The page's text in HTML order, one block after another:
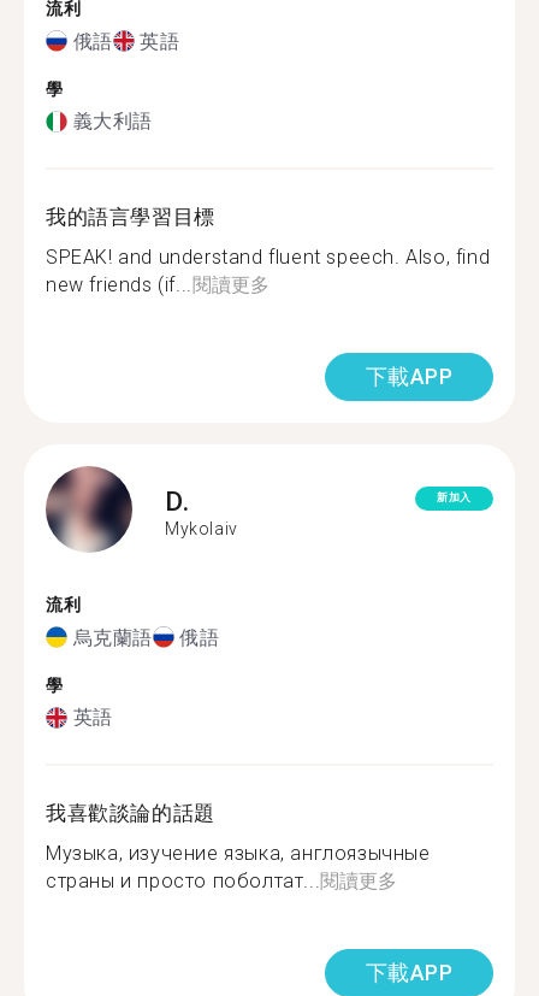
流利
俄語 英語
學
義大利語
我的語言學習目標
SPEAK! and understand fluent speech. Also, find
new friends (if...閱讀更多
下載APP
D.
Mykolaiv
新加入
流利
烏克蘭語 俄語
學
英語
我喜歡談論的話題
Музыка, изучение языка, англоязычные
страны и просто поболтат...閱讀更多
下載APP